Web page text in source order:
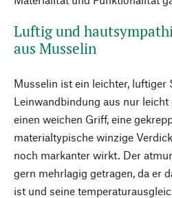
Luftig und
aus Musselin
Musselin ist ein leichter, luftiger
Leinwandbindung aus nur
einen weichen Griff, eine
materialtypische winzige
noch markanter wirkt. Der
gern mehrlagig getragen, da er
ist und seine